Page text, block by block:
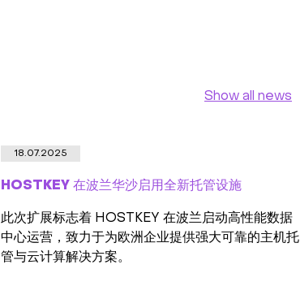
18.07.2025
HOSTKEY 在波兰华沙启用全新托管设施
此次扩展标志着 HOSTKEY 在波兰启动高性能数据
中心运营，致力于为欧洲企业提供强大可靠的主机托
管与云计算解决方案。
Show all news